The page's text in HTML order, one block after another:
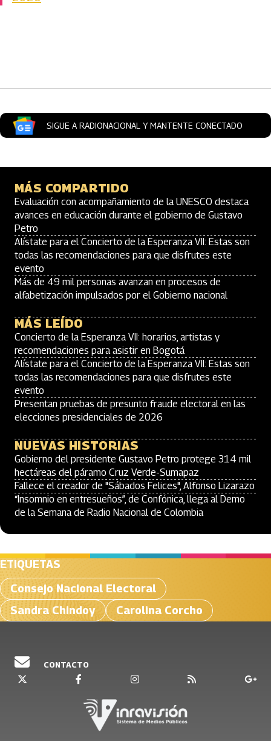
SIGUE A RADIONACIONAL Y MANTENTE CONECTADO
MÁS COMPARTIDO
Evaluación con acompañamiento de la UNESCO destaca
avances en educación durante el gobierno de Gustavo
Petro
Alístate para el Concierto de la Esperanza VII: Estas son
todas las recomendaciones para que disfrutes este
evento
Más de 49 mil personas avanzan en procesos de
alfabetización impulsados por el Gobierno nacional
MÁS LEÍDO
Concierto de la Esperanza VII: horarios, artistas y
recomendaciones para asistir en Bogotá
Alístate para el Concierto de la Esperanza VII: Estas son
todas las recomendaciones para que disfrutes este
evento
Presentan pruebas de presunto fraude electoral en las
elecciones presidenciales de 2026
NUEVAS HISTORIAS
Gobierno del presidente Gustavo Petro protege 314 mil
hectáreas del páramo Cruz Verde-Sumapaz
Fallece el creador de "Sábados Felices", Alfonso Lizarazo
“Insomnio en entresueños”, de Confónica, llega al Demo
de la Semana de Radio Nacional de Colombia
ETIQUETAS
Consejo Nacional Electoral
Sandra Chindoy
Carolina Corcho
CONTACTO